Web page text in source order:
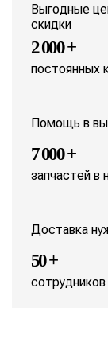
Выгодные
скидки
2 000 +
постоянных
Помощь в
7 000 +
запчастей в
Доставка
50 +